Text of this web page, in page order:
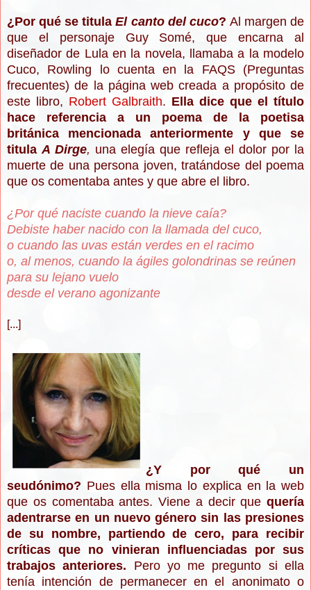
¿Por qué se titulaEl canto del cuco? Al margen de
que el personaje Guy Somé, que encarna al
diseñador de Lula en la novela, llamaba a la modelo
Cuco, Rowling lo cuenta en la FAQS (Preguntas
frecuentes) de la página web creada a propósito de
este libro, Robert Galbraith. Ella dice que el título
hace referencia a un poema de la poetisa
británica mencionada anteriormente y que se
titulaA Dirge, una elegía que refleja el dolor por la
muerte de una persona joven, tratándose del poema
que os comentaba antes y que abre el libro.
¿Por qué naciste cuando la nieve caía?
Debiste haber nacido con la llamada del cuco,
o cuando las uvas están verdes en el racimo
o, al menos, cuando la ágiles golondrinas se reúnen
para su lejano vuelo
desde el verano agonizante
[...]
¿Y por qué un
seudónimo? Pues ella misma lo explica en la web
que os comentaba antes. Viene a decir que quería
adentrarse en un nuevo género sin las presiones
de su nombre, partiendo de cero, para recibir
críticas que no vinieran influenciadas por sus
trabajos anteriores. Pero yo me pregunto si ella
tenía intención de permanecer en el anonimato o